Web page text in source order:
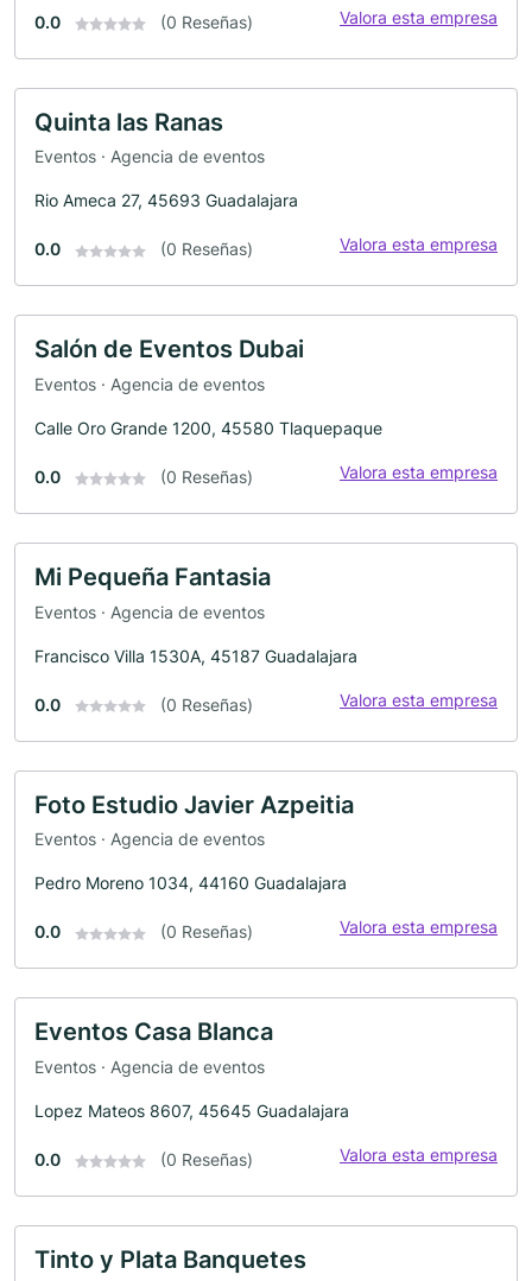
0.0 (0 Reseñas) Valora esta empresa
Quinta las Ranas
Eventos · Agencia de eventos
Rio Ameca 27, 45693 Guadalajara
0.0 (0 Reseñas) Valora esta empresa
Salón de Eventos Dubai
Eventos · Agencia de eventos
Calle Oro Grande 1200, 45580 Tlaquepaque
0.0 (0 Reseñas) Valora esta empresa
Mi Pequeña Fantasia
Eventos · Agencia de eventos
Francisco Villa 1530A, 45187 Guadalajara
0.0 (0 Reseñas) Valora esta empresa
Foto Estudio Javier Azpeitia
Eventos · Agencia de eventos
Pedro Moreno 1034, 44160 Guadalajara
0.0 (0 Reseñas) Valora esta empresa
Eventos Casa Blanca
Eventos · Agencia de eventos
Lopez Mateos 8607, 45645 Guadalajara
0.0 (0 Reseñas) Valora esta empresa
Tinto y Plata Banquetes